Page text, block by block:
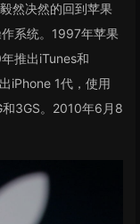
然决然的回到苹果
系统。1997年苹果
推出iTunes和
iPhone 1代，使用
3GS。2010年6月8